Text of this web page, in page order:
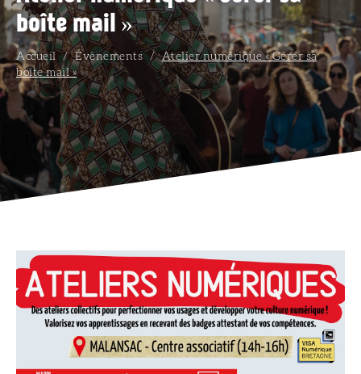
boîte mail »
Accueil / Évènements / Atelier numérique « Gérer sa
boîte mail »